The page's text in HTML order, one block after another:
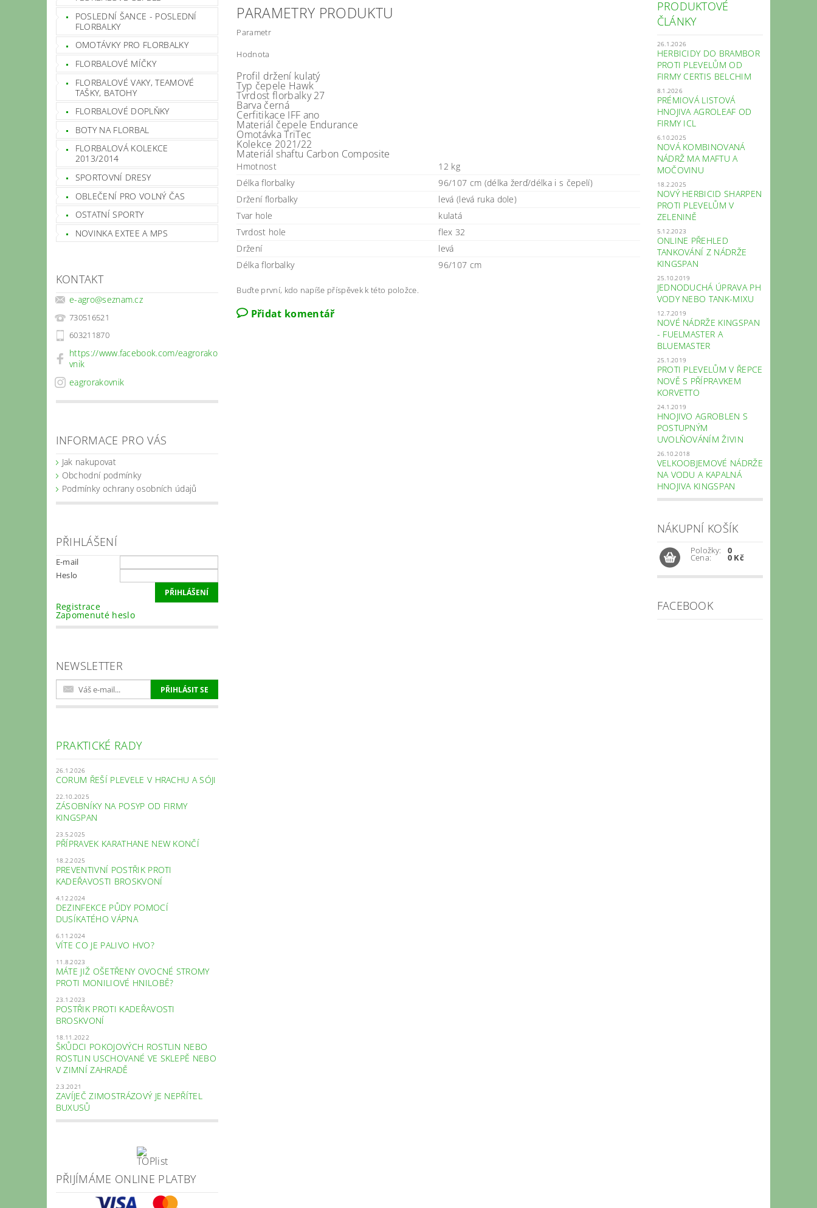
POSLEDNÍ ŠANCE - POSLEDNÍ
FLORBALKY
OMOTÁVKY PRO FLORBALKY
FLORBALOVÉ MÍČKY
FLORBALOVÉ VAKY, TEAMOVÉ
TAŠKY, BATOHY
FLORBALOVÉ DOPLŇKY
BOTY NA FLORBAL
FLORBALOVÁ KOLEKCE
2013/2014
SPORTOVNÍ DRESY
OBLEČENÍ PRO VOLNÝ ČAS
OSTATNÍ SPORTY
NOVINKA EXTEE A MPS
KONTAKT
e-agro@seznam.cz
730516521
603211870
https://www.facebook.com/eagrorako
vnik
eagrorakovnik
INFORMACE PRO VÁS
Jak nakupovat
Obchodní podmínky
Podmínky ochrany osobních údajů
PŘIHLÁŠENÍ
E-mail
Heslo
Registrace
Zapomenuté heslo
NEWSLETTER
PRAKTICKÉ RADY
26.1.2026
CORUM ŘEŠÍ PLEVELE V HRACHU A SÓJI
22.10.2025
ZÁSOBNÍKY NA POSYP OD FIRMY
KINGSPAN
23.5.2025
PŘÍPRAVEK KARATHANE NEW KONČÍ
18.2.2025
PREVENTIVNÍ POSTŘIK PROTI
KADEŘAVOSTI BROSKVONÍ
4.12.2024
DEZINFEKCE PŮDY POMOCÍ
DUSÍKATÉHO VÁPNA
6.11.2024
VÍTE CO JE PALIVO HVO?
11.8.2023
MÁTE JIŽ OŠETŘENY OVOCNÉ STROMY
PROTI MONILIOVÉ HNILOBĚ?
23.1.2023
POSTŘIK PROTI KADEŘAVOSTI
BROSKVONÍ
18.11.2022
ŠKŮDCI POKOJOVÝCH ROSTLIN NEBO
ROSTLIN USCHOVANÉ VE SKLEPĚ NEBO
V ZIMNÍ ZAHRADĚ
2.3.2021
ZAVÍJEČ ZIMOSTRÁZOVÝ JE NEPŘÍTEL
BUXUSŮ
PŘIJÍMÁME ONLINE PLATBY
PARAMETRY PRODUKTU
Parametr
Hodnota
Profil držení kulatý
Typ čepele Hawk
Tvrdost florbalky 27
Barva černá
Cerfitikace IFF ano
Materiál čepele Endurance
OmotávkaTriTec
Kolekce 2021/22
Materiál shaftu Carbon Composite
Hmotnost
12 kg
Délka florbalky
96/107 cm (délka žerď/délka i s čepelí)
Držení florbalky
levá (levá ruka dole)
Tvar hole
kulatá
Tvrdost hole
flex 32
Držení
levá
Délka florbalky
96/107 cm
Buďte první, kdo napíše příspěvek k této položce.
Přidat komentář
PRODUKTOVÉ
ČLÁNKY
26.1.2026
HERBICIDY DO BRAMBOR
PROTI PLEVELŮM OD
FIRMY CERTIS BELCHIM
8.1.2026
PRÉMIOVÁ LISTOVÁ
HNOJIVA AGROLEAF OD
FIRMY ICL
6.10.2025
NOVÁ KOMBINOVANÁ
NÁDRŽ MA MAFTU A
MOČOVINU
18.2.2025
NOVÝ HERBICID SHARPEN
PROTI PLEVELŮM V
ZELENINĚ
5.12.2023
ONLINE PŘEHLED
TANKOVÁNÍ Z NÁDRŽE
KINGSPAN
25.10.2019
JEDNODUCHÁ ÚPRAVA PH
VODY NEBO TANK-MIXU
12.7.2019
NOVÉ NÁDRŽE KINGSPAN
- FUELMASTER A
BLUEMASTER
25.1.2019
PROTI PLEVELŮM V ŘEPCE
NOVĚ S PŘÍPRAVKEM
KORVETTO
24.1.2019
HNOJIVO AGROBLEN S
POSTUPNÝM
UVOLŇOVÁNÍM ŽIVIN
26.10.2018
VELKOOBJEMOVÉ NÁDRŽE
NA VODU A KAPALNÁ
HNOJIVA KINGSPAN
NÁKUPNÍ KOŠÍK
Položky:
Cena:
0
0 Kč
FACEBOOK